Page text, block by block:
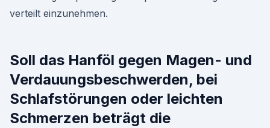
verteilt einzunehmen.
Soll das Hanföl gegen Magen- und
Verdauungsbeschwerden, bei
Schlafstörungen oder leichten
Schmerzen beträgt die